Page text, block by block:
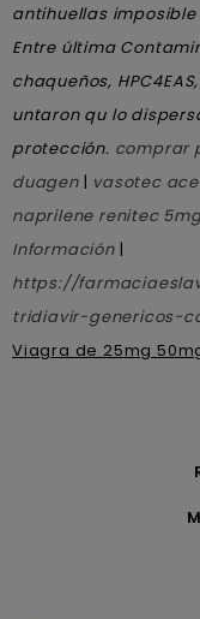
antihuellas
Entre última
chaqueños,
untaron qu lo
protección. comprar
duagen| vasotec
naprilene renitec
Información|
https://
tridiavir-genericos-
Viagra de 25mg